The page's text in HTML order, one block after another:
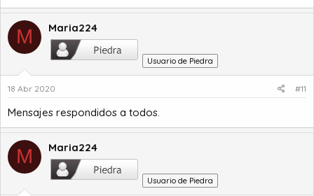
M Maria224
Usuario de Piedra
18 Abr 2020 #11
Mensajes respondidos a todos.
M Maria224
Usuario de Piedra